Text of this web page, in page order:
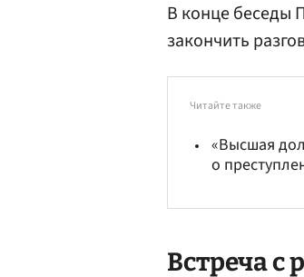
В конце беседы
закончить
Читайте также
«Высшая
о
Встреча